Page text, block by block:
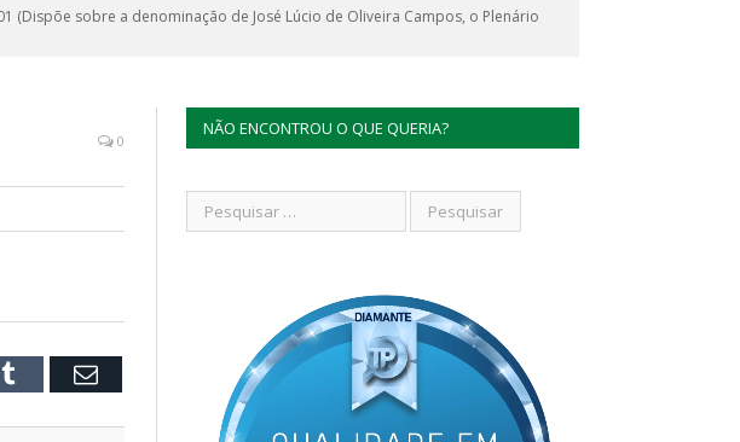
(Dispõe sobre a denominação de José Lúcio de Oliveira Campos, o Plenário
0
Tumblr Email
NÃO ENCONTROU O QUE QUERIA?